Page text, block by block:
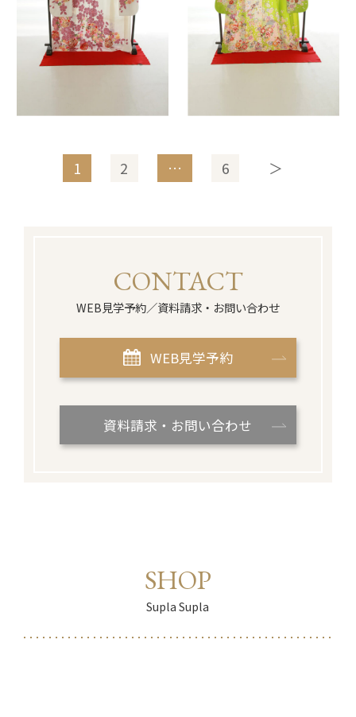
1 2 … 6 ＞
CONTACT
WEB見学予約／資料請求・お問い合わせ
WEB見学予約
資料請求・お問い合わせ
SHOP
Supla Supla